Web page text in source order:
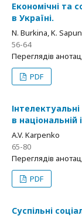
Економічні та
в Україні.
N. Burkina, K. Sapun
56-64
Переглядів
PDF
в національній
A.V. Karpenko
65-80
Переглядів
PDF
Суспільні